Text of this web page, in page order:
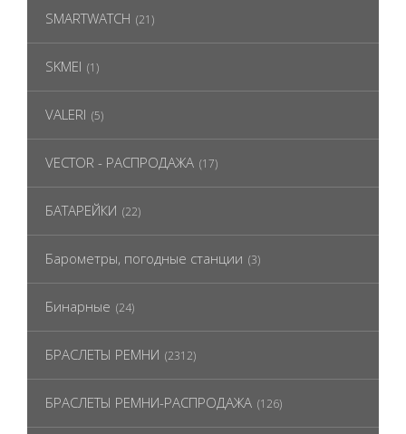
SMARTWATCH (21)
SKMEI (1)
VALERI (5)
VECTOR - РАСПРОДАЖА (17)
БАТАРЕЙКИ (22)
Барометры, погодные станции (3)
Бинарные (24)
БРАСЛЕТЫ РЕМНИ (2312)
БРАСЛЕТЫ РЕМНИ-РАСПРОДАЖА (126)